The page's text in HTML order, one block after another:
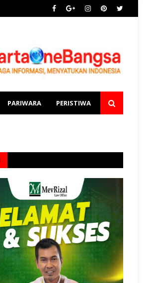
PARIWARA PERISTIWA